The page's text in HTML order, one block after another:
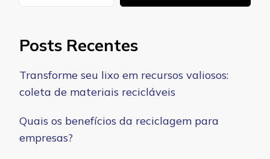
Posts Recentes
Transforme seu lixo em recursos valiosos:
coleta de materiais recicláveis
Quais os benefícios da reciclagem para
empresas?